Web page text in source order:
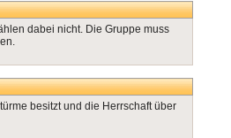
dabei nicht. Die Gruppe muss
besitzt und die Herrschaft über